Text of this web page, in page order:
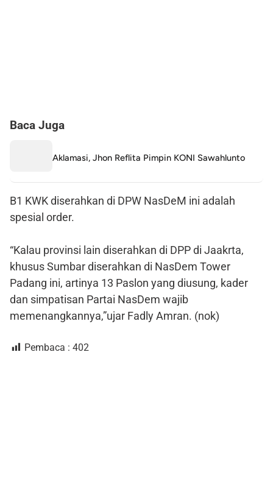
Baca Juga
Aklamasi, Jhon Reflita Pimpin KONI Sawahlunto
B1 KWK diserahkan di DPW NasDeM ini adalah
spesial order.
“Kalau provinsi lain diserahkan di DPP di Jaakrta,
khusus Sumbar diserahkan di NasDem Tower
Padang ini, artinya 13 Paslon yang diusung, kader
dan simpatisan Partai NasDem wajib
memenangkannya,”ujar Fadly Amran. (nok)
Pembaca : 402